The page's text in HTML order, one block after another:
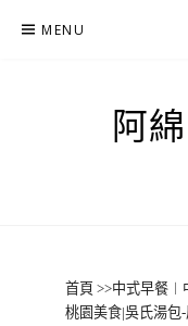
MENU
阿
首頁 >>中式早餐︱
桃園美食|吳氏湯包